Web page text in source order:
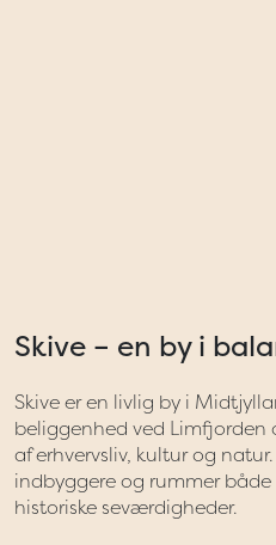
Skive – en by i
Skive er en livlig by i
beliggenhed ved
af erhvervsliv, kultur og
indbyggere og rummer
historiske seværdigheder.